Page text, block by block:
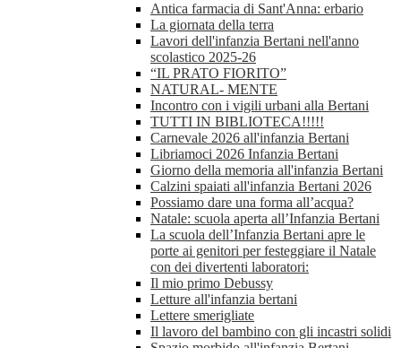
Antica farmacia di Sant'Anna: erbario
La giornata della terra
Lavori dell'infanzia Bertani nell'anno
scolastico 2025-26
“IL PRATO FIORITO”
NATURAL- MENTE
Incontro con i vigili urbani alla Bertani
TUTTI IN BIBLIOTECA!!!!!
Carnevale 2026 all'infanzia Bertani
Libriamoci 2026 Infanzia Bertani
Giorno della memoria all'infanzia Bertani
Calzini spaiati all'infanzia Bertani 2026
Possiamo dare una forma all’acqua?
Natale: scuola aperta all’Infanzia Bertani
La scuola dell’Infanzia Bertani apre le
porte ai genitori per festeggiare il Natale
con dei divertenti laboratori:
Il mio primo Debussy
Letture all'infanzia bertani
Lettere smerigliate
Il lavoro del bambino con gli incastri solidi